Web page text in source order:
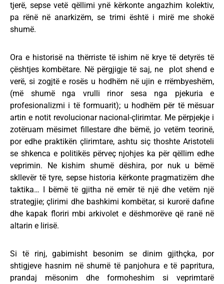
tjerë, sepse vetë qëllimi ynë kërkonte angazhim kolektiv,
pa rënë në anarkizëm, se trimi është i mirë me shokë
shumë.
Ora e historisë na thërriste të ishim në krye të detyrës të
çështjes kombëtare. Në përgjigje të saj, ne plot shend e
verë, si zogjtë e rosës u hodhëm në ujin e rrëmbyeshëm,
(më shumë nga vrulli rinor sesa nga pjekuria e
profesionalizmi i të formuarit); u hodhëm për të mësuar
artin e notit revolucionar nacional-çlirimtar. Me përpjekje i
zotëruam mësimet fillestare dhe bëmë, jo vetëm teorinë,
por edhe praktikën çlirimtare, ashtu siç thoshte Aristoteli
se shkenca e politikës përveç njohjes ka për qëllim edhe
veprimin. Ne kishim shumë dëshira, por nuk u bëmë
skllevër të tyre, sepse historia kërkonte pragmatizëm dhe
taktika… I bëmë të gjitha në emër të një dhe vetëm një
strategjie; çlirimi dhe bashkimi kombëtar, si kurorë dafine
dhe kapak floriri mbi arkivolet e dëshmorëve që ranë në
altarin e lirisë.
Si të rinj, gabimisht besonim se dinim gjithçka, por
shtigjeve hasnim në shumë të panjohura e të papritura,
prandaj mësonim dhe formoheshim si veprimtarë